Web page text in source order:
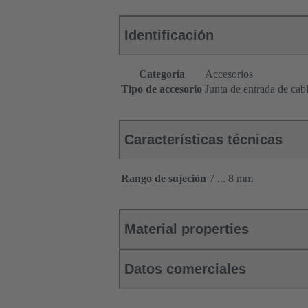
Identificación
Categoría
Accesorios
Tipo de accesorio Junta de entrada de
Características técnicas
Rango de sujeción 7 ... 8 mm
Material properties
Datos comerciales